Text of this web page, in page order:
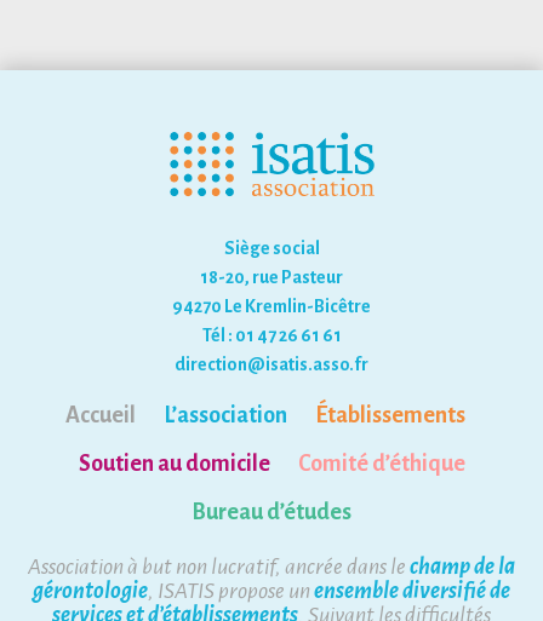
Siège social
18-20, rue Pasteur
94270 Le Kremlin-Bicêtre
Tél : 01 47 26 61 61
direction@isatis.asso.fr
Accueil L’association
Établissements
Soutien au domicile
Comité d’éthique
Bureau d’études
Association à but non lucratif, ancrée dans le champ de la
gérontologie, ISATIS propose un ensemble diversifié de
services et d’établissements . Suivant les difficultés